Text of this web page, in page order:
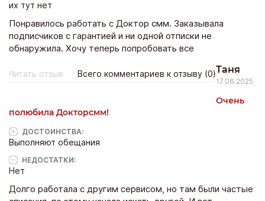
их тут нет
Понравилось работать с Доктор смм. Заказывала
подписчиков с гарантией и ни одной отписки не
обнаружила. Хочу теперь попробовать все
Читать отзыв Всего комментариев к отзыву (0)Таня
17.06.2025
Очень
полюбила Докторсмм!
ДОСТОИНCТВА:
Выполняют обещания
НЕДОСТАТКИ:
Нет
Долго работала с другим сервисом, но там были частые